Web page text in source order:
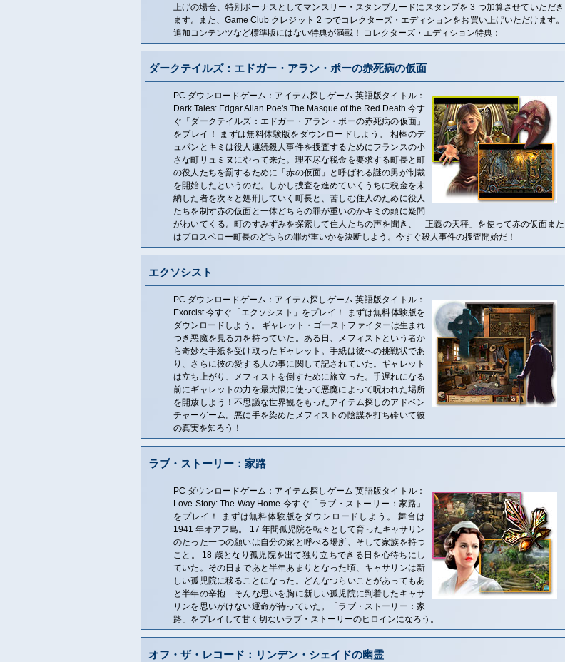
上げの場合、特別ボーナスとしてマンスリー・スタンプカードにスタンプを 3 つ加算させていただき
ます。また、Game Club クレジット 2 つでコレクターズ・エディションをお買い上げいただけます。
追加コンテンツなど標準版にはない特典が満載！ コレクターズ・エディション特典：
ダークテイルズ：エドガー・アラン・ポーの赤死病の仮面
PC ダウンロードゲーム：アイテム探しゲーム 英語版タイトル：
Dark Tales: Edgar Allan Poe's The Masque of the Red Death 今す
ぐ「ダークテイルズ：エドガー・アラン・ポーの赤死病の仮面」
をプレイ！ まずは無料体験版をダウンロードしよう。 相棒のデ
ュパンとキミは役人連続殺人事件を捜査するためにフランスの小
さな町リュミヌにやって来た。理不尽な税金を要求する町長と町
の役人たちを罰するために「赤の仮面」と呼ばれる謎の男が制裁
を開始したというのだ。しかし捜査を進めていくうちに税金を未
納した者を次々と処刑していく町長と、苦しむ住人のために役人
たちを制す赤の仮面と一体どちらの罪が重いのかキミの頭に疑問
がわいてくる。町のすみずみを探索して住人たちの声を聞き、「正義の天秤」を使って赤の仮面また
はプロスペロー町長のどちらの罪が重いかを決断しよう。今すぐ殺人事件の捜査開始だ！
エクソシスト
PC ダウンロードゲーム：アイテム探しゲーム 英語版タイトル：
Exorcist 今すぐ「エクソシスト」をプレイ！ まずは無料体験版を
ダウンロードしよう。 ギャレット・ゴーストファイターは生まれ
つき悪魔を見る力を持っていた。ある日、メフィストという者か
ら奇妙な手紙を受け取ったギャレット。手紙は彼への挑戦状であ
り、さらに彼の愛する人の事に関して記されていた。ギャレット
は立ち上がり、メフィストを倒すために旅立った。手遅れになる
前にギャレットの力を最大限に使って悪魔によって呪われた場所
を開放しよう！不思議な世界観をもったアイテム探しのアドベン
チャーゲーム。悪に手を染めたメフィストの陰謀を打ち砕いて彼
の真実を知ろう！
ラブ・ストーリー：家路
PC ダウンロードゲーム：アイテム探しゲーム 英語版タイトル：
Love Story: The Way Home 今すぐ「ラブ・ストーリー：家路」
をプレイ！ まずは無料体験版をダウンロードしよう。 舞台は
1941 年オアフ島。 17 年間孤児院を転々として育ったキャサリン
のたった一つの願いは自分の家と呼べる場所、そして家族を持つ
こと。 18 歳となり孤児院を出て独り立ちできる日を心待ちにし
ていた。その日まであと半年あまりとなった頃、キャサリンは新
しい孤児院に移ることになった。どんなつらいことがあってもあ
と半年の辛抱…そんな思いを胸に新しい孤児院に到着したキャサ
リンを思いがけない運命が待っていた。「ラブ・ストーリー：家
路」をプレイして甘く切ないラブ・ストーリーのヒロインになろう。
オフ・ザ・レコード：リンデン・シェイドの幽霊